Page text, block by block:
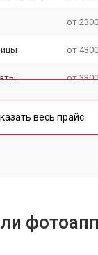
от
от
от
весь прайс